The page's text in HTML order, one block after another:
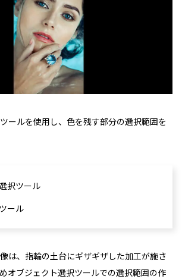
ールを使用し、色を残す部分の選択範囲を
択ツール
ール
は、指輪の土台にギザギザした加工が施さ
オブジェクト選択ツールでの選択範囲の作